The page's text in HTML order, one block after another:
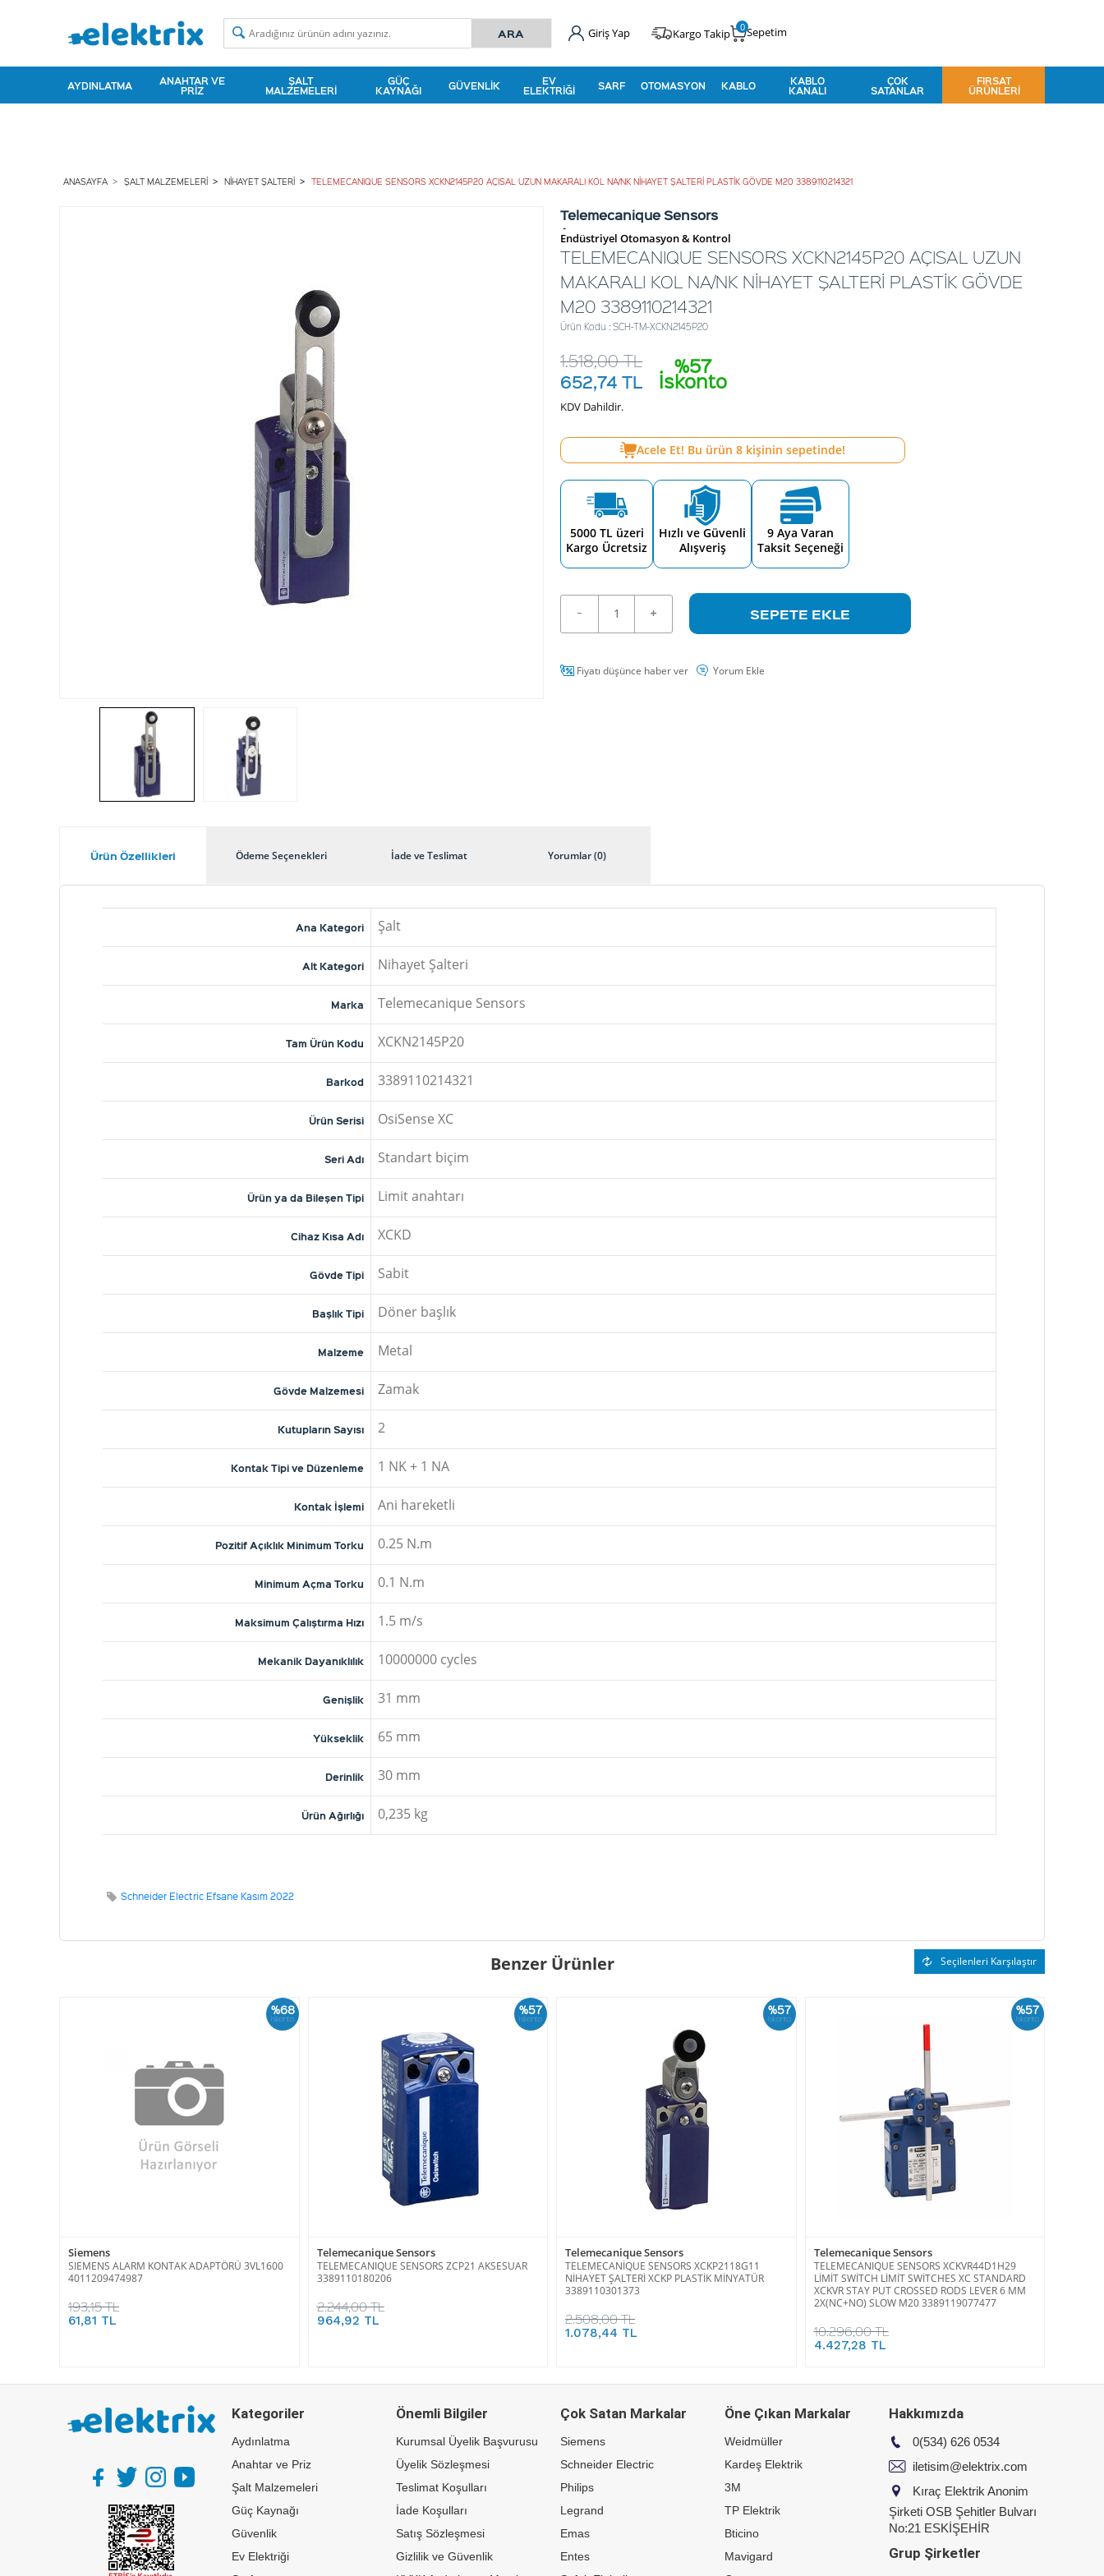
Giriş Yap Kargo Takip Sepetim
0
AYDINLATMA ANAHTAR VE
PRIZ
ŞALT
MALZEMELERI
GÜÇ
KAYNAĞI GÜVENLIK EV
ELEKTRIĞI SARF OTOMASYON KABLO KABLO
KANALI
ÇOK
SATANLAR
FIRSAT
ÜRÜNLERI
ANASAYFA ŞALT MALZEMELERI NIHAYET ŞALTERI TELEMECANIQUE SENSORS XCKN2145P20 AÇISAL UZUN MAKARALI KOL NA/NK NİHAYET ŞALTERİ PLASTİK GÖVDE M20 3389110214321
Telemecanique Sensors
-
Endüstriyel Otomasyon & Kontrol
TELEMECANIQUE SENSORS XCKN2145P20 AÇISAL UZUN
MAKARALI KOL NA/NK NİHAYET ŞALTERİ PLASTİK GÖVDE
M20 3389110214321
Ürün Kodu : SCH-TM-XCKN2145P20
%57
İskonto
1.518,00TL
652,74 TL
KDV Dahildir.
Acele Et! Bu ürün 8kişinin sepetinde!
5000 TL üzeri
Kargo Ücretsiz
Hızlı ve Güvenli
Alışveriş
9 Aya Varan
Taksit Seçeneği
SEPETE EKLE
Fiyatı düşünce haber ver Yorum Ekle
Ürün Özellikleri Ödeme Seçenekleri İade ve Teslimat Yorumlar (0)
Ana Kategori Şalt
Alt Kategori Nihayet Şalteri
Marka Telemecanique Sensors
Tam Ürün Kodu XCKN2145P20
Barkod 3389110214321
Ürün Serisi OsiSense XC
Seri Adı Standart biçim
Ürün ya da Bileşen Tipi Limit anahtarı
Cihaz Kısa Adı XCKD
Gövde Tipi Sabit
Başlık Tipi Döner başlık
Malzeme Metal
Gövde Malzemesi Zamak
Kutupların Sayısı 2
Kontak Tipi ve Düzenleme 1 NK + 1 NA
Kontak İşlemi Ani hareketli
Pozitif Açıklık Minimum Torku 0.25 N.m
Minimum Açma Torku 0.1 N.m
Maksimum Çalıştırma Hızı 1.5 m/s
Mekanik Dayanıklılık 10000000 cycles
Genişlik 31 mm
Yükseklik 65 mm
Derinlik 30 mm
Ürün Ağırlığı 0,235 kg
Schneider Electric Efsane Kasım 2022
Benzer Ürünler Seçilenleri Karşılaştır
%68
İskonto
Siemens
SIEMENS ALARM KONTAK ADAPTÖRÜ 3VL1600
4011209474987
193,15 TL
61,81 TL
%57
İskonto
Telemecanique Sensors
TELEMECANIQUE SENSORS ZCP21 AKSESUAR
3389110180206
2.244,00 TL
964,92 TL
%57
İskonto
Telemecanique Sensors
TELEMECANİQUE SENSORS XCKP2118G11
NİHAYET ŞALTERİ XCKP PLASTİK MİNYATÜR
3389110301373
2.508,00 TL
1.078,44 TL
%57
İskonto
Telemecanique Sensors
TELEMECANIQUE SENSORS XCKVR44D1H29
LİMİT SWİTCH LİMİT SWİTCHES XC STANDARD
XCKVR STAY PUT CROSSED RODS LEVER 6 MM
2X(NC+NO) SLOW M20 3389119077477
10.296,00 TL
4.427,28 TL
Kategoriler
Aydınlatma
Anahtar ve Priz
Şalt Malzemeleri
Güç Kaynağı
Güvenlik
Ev Elektriği
Önemli Bilgiler
Kurumsal Üyelik Başvurusu
Üyelik Sözleşmesi
Teslimat Koşulları
İade Koşulları
Satış Sözleşmesi
Gizlilik ve Güvenlik
Çok Satan Markalar
Siemens
Schneider Electric
Philips
Legrand
Emas
Entes
Öne Çıkan Markalar
Weidmüller
Kardeş Elektrik
3M
TP Elektrik
Bticino
Mavigard
Hakkımızda
0(534) 626 0534
iletisim@elektrix.com
Kıraç Elektrik Anonim
Şirketi OSB Şehitler Bulvarı
No:21 ESKİŞEHİR
Grup Şirketler